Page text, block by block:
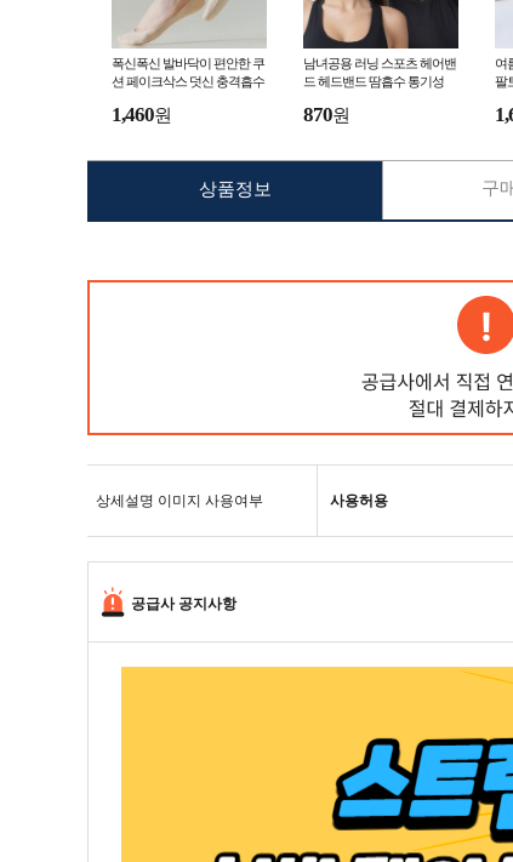
폭신폭신 발바닥이 편안한 쿠
션 페이크삭스 덧신 충격흡수
1,460원
남녀공용 러닝 스포츠 헤어밴
드 헤드밴드 땀흡수 통기성
870원
여
팔
상세설명 이미지 사용여부 사용허용
공급사 공지사항
상품정보 구